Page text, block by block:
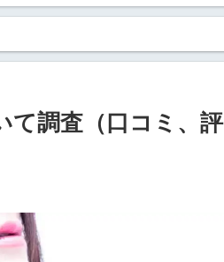
て調査（口コミ、評